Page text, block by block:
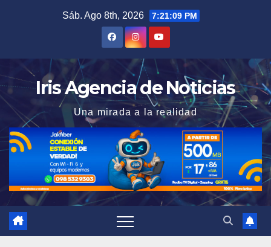
Sáb. Ago 8th, 2026 7:21:11 PM
Iris Agencia de Noticias
Una mirada a la realidad